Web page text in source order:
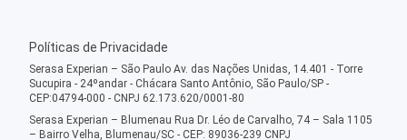
Políticas de Privacidade
Serasa Experian – São Paulo Av. das Nações Unidas, 14.401 - Torre
Sucupira - 24ºandar - Chácara Santo Antônio, São Paulo/SP -
CEP:04794-000 - CNPJ 62.173.620/0001-80
Serasa Experian – Blumenau Rua Dr. Léo de Carvalho, 74 – Sala 1105
– Bairro Velha, Blumenau/SC - CEP: 89036-239 CNPJ